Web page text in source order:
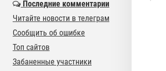
Последние комментарии
Читайте новости в телеграм
Сообщить об ошибке
Топ сайтов
Забаненные участники